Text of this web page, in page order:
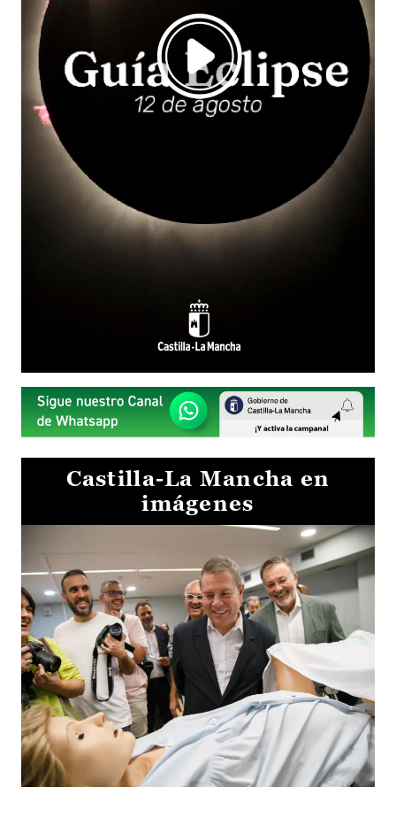
Castilla-La Mancha en
imágenes